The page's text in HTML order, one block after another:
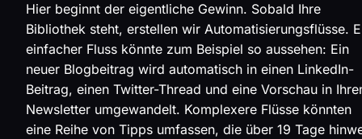
Hier beginnt der eigentliche Gewinn. Sobald Ihre
Bibliothek steht, erstellen wir Automatisierungsflüsse.
einfacher Fluss könnte zum Beispiel so aussehen: Ein
neuer Blogbeitrag wird automatisch in einen LinkedIn-
Beitrag, einen Twitter-Thread und eine Vorschau in
Newsletter umgewandelt. Komplexere Flüsse könnten
eine Reihe von Tipps umfassen, die über 19 Tage